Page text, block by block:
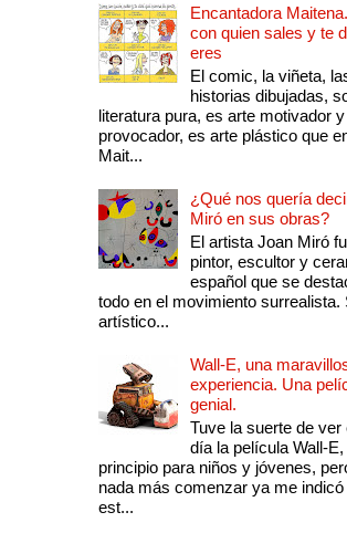
Encantadora
con quien sales y te
eres
El comic, la viñeta,
historias dibujadas,
literatura pura, es arte motivador y
provocador, es arte plástico que
Mait...
¿Qué nos quería
Miró en sus obras?
El artista Joan Miró
pintor, escultor y
español que se
todo en el movimiento surrealista.
artístico...
Wall-E, una
experiencia. Una
genial.
Tuve la suerte de ver
día la película Wall-E,
principio para niños y jóvenes,
nada más comenzar ya me
est...